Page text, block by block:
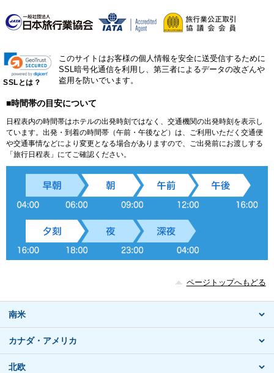
SSLとは？
このサイトはお客様の個人情報を安全に送受信するために
SSL暗号化通信を利用し、第三者によるデータの改ざんや
盗用を防いでいます。
■時間帯の目安について
日程表内の時間帯はホテルの出発時刻ではなく、交通機関の出発時刻を表示し
ています。出発・到着の時間帯（午前・午後など）は、ご利用いただく交通便
や交通事情などにより変更となる場合がありますので、ご出発前にお渡しする
「旅行日程表」にてご確認ください。
ページトップへもどる
南米
カナダ・アメリカ
北欧